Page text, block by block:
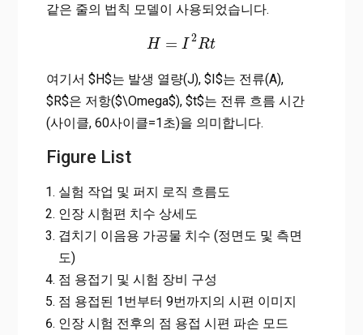
같은 줄의 법칙 모델이 사용되었습니다.
H = I 2 Rt
H= I2 Rt
여기서 $H$는 발생 열량(J), $I$는 전류(A),
$R$은 저항($\Omega$), $t$는 전류 흐름 시간
(사이클, 60사이클=1초)을 의미합니다.
Figure List
실험 작업 및 퍼지 로직 흐름도
인장 시험편 치수 상세도
겹치기 이음용 가공물 치수 (정면도 및 측면
도)
점 용접기 및 시험 장비 구성
점 용접된 1번부터 9번까지의 시편 이미지
인장 시험 전후의 점 용접 시편 파손 모드